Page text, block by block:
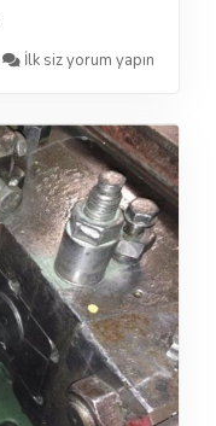
İlk siz yorum yapın